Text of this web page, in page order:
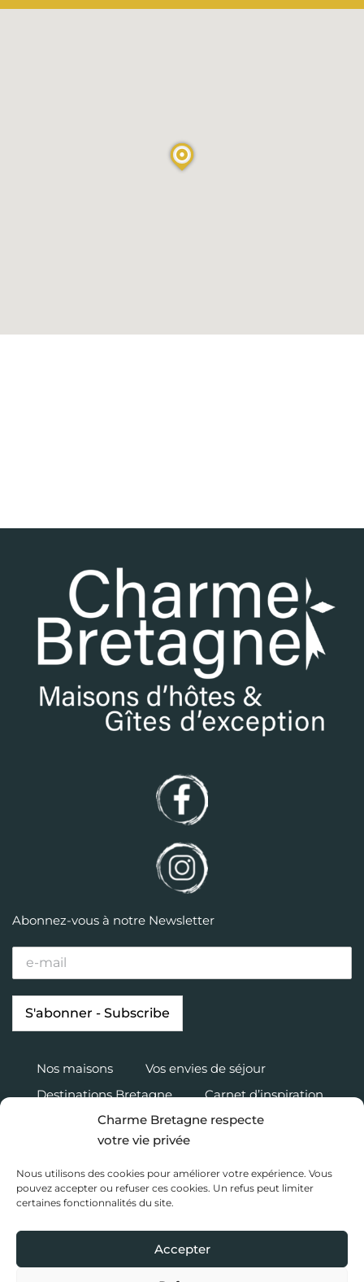
Charme Bretagne respecte
votre vie privée
Nous utilisons des cookies pour améliorer votre expérience. Vous
pouvez accepter ou refuser ces cookies. Un refus peut limiter
certaines fonctionnalités du site.
Accepter
Abonnez-vous à notre Newsletter
Nos maisons
Vos envies de séjour
Destinations Bretagne
Carnet d’inspiration
Charme Bretagne
Mentions légales
Copyright 2020 Charme Bretagne |Une réalisation du Collectif
Toile bleue